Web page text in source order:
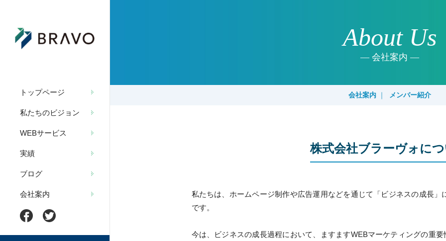
トップページ
私たちのビジョン
WEBサービス
実績
ブログ
会社案内
About Us
会社案内
会社案内｜ メンバー紹介
株式会社ブラーヴォに
私たちは、ホームページ制作や広告運用などを通じて「ビジネスの成長」
です。
今は、ビジネスの成長過程において、ますますWEBマーケティングの重要